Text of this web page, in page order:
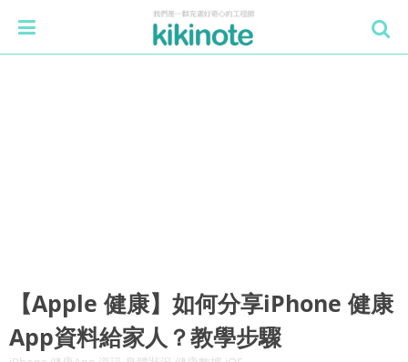
【Apple 健康】如何分享iPhone 健康
App資料給家人？教學步驟